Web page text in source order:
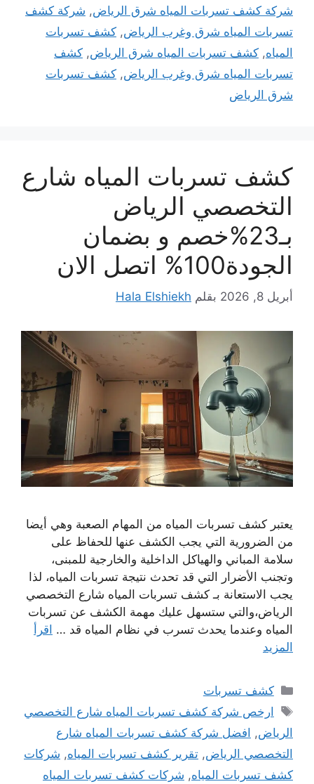
شركة كشف تسربات المياه شرق الرياض, شركة كشف
تسربات المياه شرق وغرب الرياض, كشف تسربات
المياه, كشف تسربات المياه شرق الرياض, كشف
تسربات المياه شرق وغرب الرياض, كشف تسربات
شرق الرياض
كشف تسربات المياه شارع
التخصصي الرياض
بـ23%خصم و بضمان
الجودة100% اتصل الان
أبريل 8, 2026 بقلم Hala Elshiekh
يعتبر كشف تسربات المياه من المهام الصعبة وهي أيضا
من الضرورية التي يجب الكشف عنها للحفاظ على
سلامة المباني والهياكل الداخلية والخارجية للمبنى،
وتجنب الأضرار التي قد تحدث نتيجة تسربات المياه، لذا
يجب الاستعانة بـ كشف تسربات المياه شارع التخصصي
الرياض،والتي ستسهل عليك مهمة الكشف عن تسربات
المياه وعندما يحدث تسرب في نظام المياه قد … اقرأ
المزيد
التصنيفات
كشف تسربات
الوسوم
ارخص شركة كشف تسربات المياه شارع التخصصي
الرياض, افضل شركة كشف تسربات المياه شارع
التخصصي الرياض, تقرير كشف تسربات المياه, شركات
كشف تسربات المياه, شركات كشف تسربات المياه